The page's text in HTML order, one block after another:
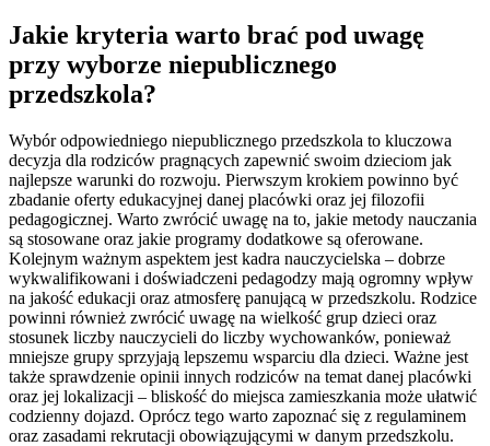
Jakie kryteria warto brać pod uwagę
przy wyborze niepublicznego
przedszkola?
Wybór odpowiedniego niepublicznego przedszkola to kluczowa
decyzja dla rodziców pragnących zapewnić swoim dzieciom jak
najlepsze warunki do rozwoju. Pierwszym krokiem powinno być
zbadanie oferty edukacyjnej danej placówki oraz jej filozofii
pedagogicznej. Warto zwrócić uwagę na to, jakie metody nauczania
są stosowane oraz jakie programy dodatkowe są oferowane.
Kolejnym ważnym aspektem jest kadra nauczycielska – dobrze
wykwalifikowani i doświadczeni pedagodzy mają ogromny wpływ
na jakość edukacji oraz atmosferę panującą w przedszkolu. Rodzice
powinni również zwrócić uwagę na wielkość grup dzieci oraz
stosunek liczby nauczycieli do liczby wychowanków, ponieważ
mniejsze grupy sprzyjają lepszemu wsparciu dla dzieci. Ważne jest
także sprawdzenie opinii innych rodziców na temat danej placówki
oraz jej lokalizacji – bliskość do miejsca zamieszkania może ułatwić
codzienny dojazd. Oprócz tego warto zapoznać się z regulaminem
oraz zasadami rekrutacji obowiązującymi w danym przedszkolu.